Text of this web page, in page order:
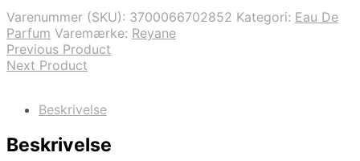
595,00 kr..325,00 kr..
Varenummer (SKU): 3700066702852 Kategori: Eau De
Parfum Varemærke: Reyane
Previous Product
Next Product
Beskrivelse
Beskrivelse